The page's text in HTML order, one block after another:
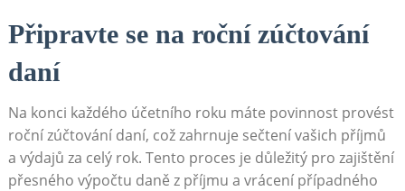
Připravte se na roční zúčtování⁢
daní
Na ​konci‍ každého účetního roku máte ⁤povinnost provést
roční⁣ zúčtování daní, což zahrnuje‍ sečtení vašich příjmů
a výdajů za celý⁤ rok. Tento proces je důležitý ​pro zajištění
přesného výpočtu ‍daně z příjmu a vrácení případného